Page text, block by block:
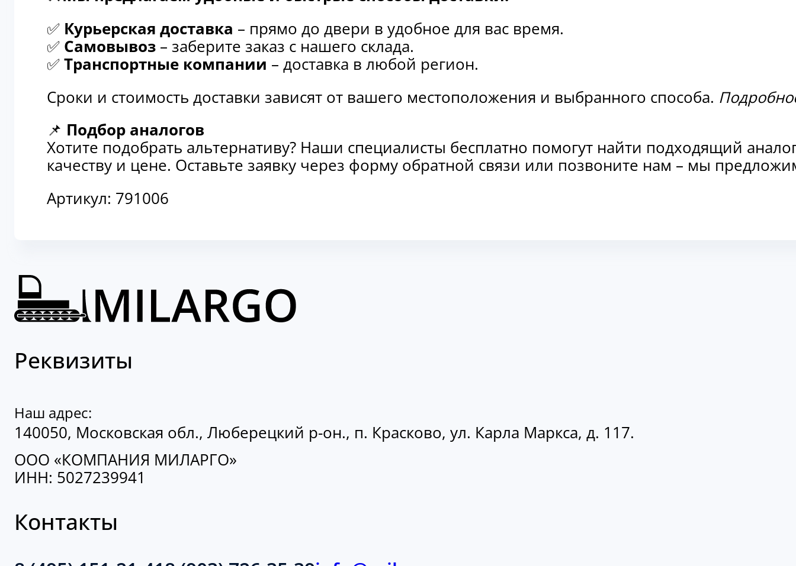
✅ Курьерская доставка – прямо до двери в удобное для вас время.
✅ Самовывоз – заберите заказ с нашего склада.
✅ Транспортные компании – доставка в любой регион.
Сроки и стоимость доставки зависят от вашего местоположения и выбранного способа.
📌 Подбор аналогов
Хотите подобрать альтернативу? Наши специалисты бесплатно помогут найти подходящий
качеству и цене. Оставьте заявку через форму обратной связи или позвоните нам – мы
Артикул: 791006
Реквизиты
Наш адрес:
140050, Московская обл., Люберецкий р-он., п. Красково, ул. Карла Маркса, д. 117.
ООО «КОМПАНИЯ МИЛАРГО»
ИНН: 5027239941
Контакты